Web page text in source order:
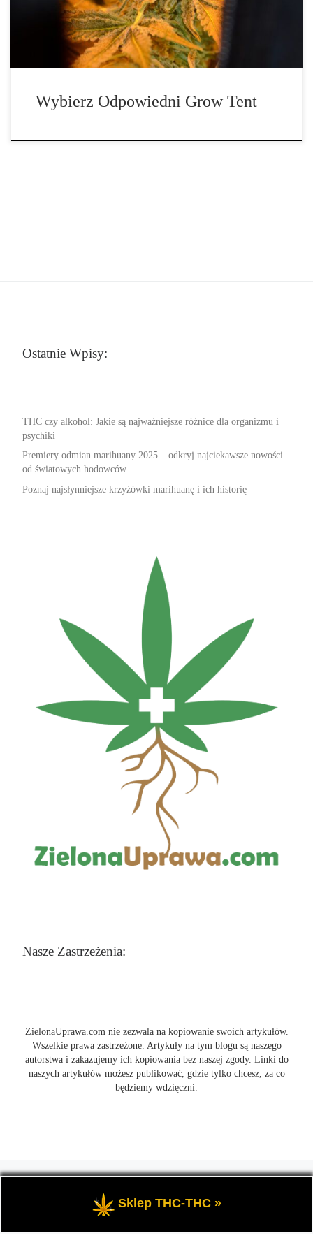
wzrostu, wielkość plonów oraz jakość końcowego suszu. Dlatego
warto podejść […]
Wybierz Odpowiedni Grow Tent
Ostatnie Wpisy:
THC czy alkohol: Jakie są najważniejsze różnice dla organizmu i
psychiki
Premiery odmian marihuany 2025 – odkryj najciekawsze nowości
od światowych hodowców
Poznaj najsłynniejsze krzyżówki marihuanę i ich historię
Nasze Zastrzeżenia:
ZielonaUprawa.com nie zezwala na kopiowanie swoich artykułów.
Wszelkie prawa zastrzeżone. Artykuły na tym blogu są naszego
autorstwa i zakazujemy ich kopiowania bez naszej zgody. Linki do
naszych artykułów możesz publikować, gdzie tylko chcesz, za co
będziemy wdzięczni.
wszystko o uprawie i hodowli marihunay, roślin konopi indoor
oraz outdoor.
Sklep THC-THC »